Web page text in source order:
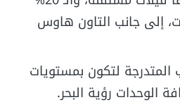
إلى جانب التاون هاوس
لتكون بمستويات
الوحدات رؤية البحر.